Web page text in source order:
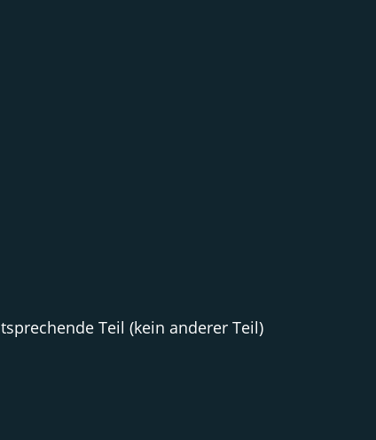
Teil (kein anderer Teil)